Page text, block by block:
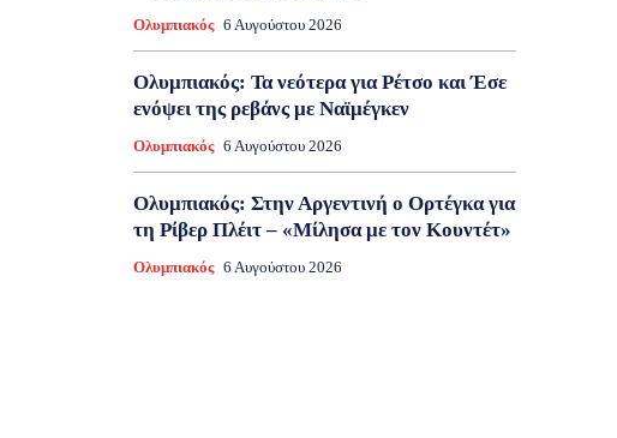
Ολυμπιακός 6 Αυγούστου 2026
Ολυμπιακός: Τα νεότερα για Ρέτσο και Έσε
ενόψει της ρεβάνς με Ναϊμέγκεν
Ολυμπιακός 6 Αυγούστου 2026
Ολυμπιακός: Στην Αργεντινή ο Ορτέγκα για
τη Ρίβερ Πλέιτ – «Μίλησα με τον Κουντέτ»
Ολυμπιακός 6 Αυγούστου 2026